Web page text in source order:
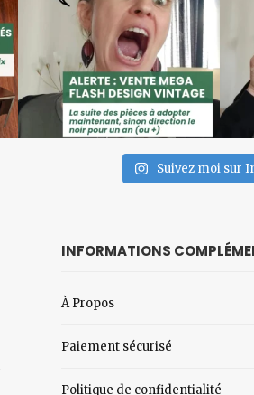
Suivez moi sur
INFORMATIONS
À Propos
Paiement sécurisé
Politique de confidentialité